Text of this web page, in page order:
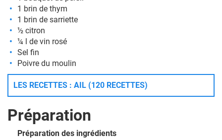
1 brin de thym
1 brin de sarriette
½ citron
¼ l de vin rosé
Sel fin
Poivre du moulin
LES RECETTES : AIL (120 RECETTES)
Préparation
Préparation des ingrédients